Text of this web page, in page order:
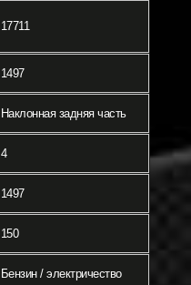
17711
1497
Наклонная задняя часть
4
1497
150
Бензин / электричество